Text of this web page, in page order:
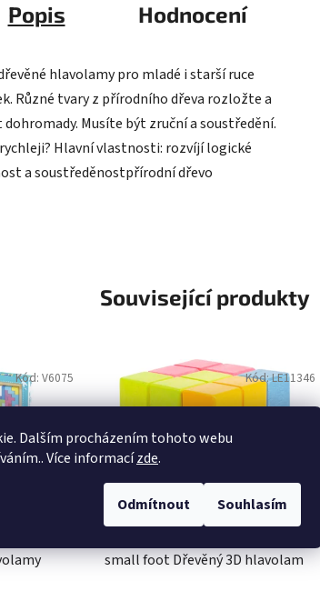
Dalším procházením tohoto webu
Více informacízde.
Odmítnout Souhlasím
Popis Hodnocení
hlavolamy pro mladé i starší ruce
Různé tvary z přírodního dřeva rozložte a
Musíte být zruční a soustředění.
Hlavní vlastnosti: rozvíjí logické
a soustředěnostpřírodní dřevo
Související produkty
Kód: V6075
small foot Dřevěný 3D hlavolam
Kód:LE11346